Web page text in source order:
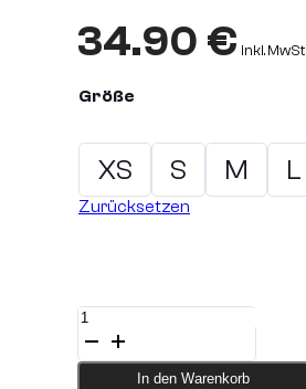
34.90 € inkl. MwSt
Größe
XS S M L
Zurücksetzen
Leggings
Street
LADIES
In den Warenkorb